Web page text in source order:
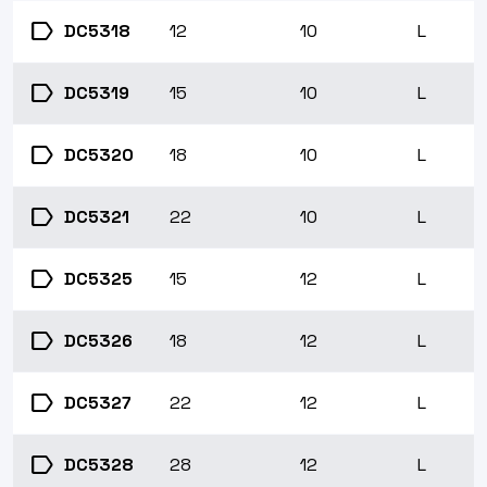
label DC5318 12 10 L
label DC5319 15 10 L
label DC5320 18 10 L
label DC5321 22 10 L
label DC5325 15 12 L
label DC5326 18 12 L
label DC5327 22 12 L
label DC5328 28 12 L